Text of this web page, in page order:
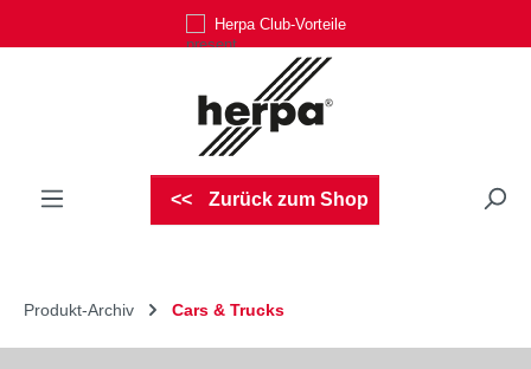
Zum Hauptinhalt springenHerpa Club-Vorteile
Zurück zum Shop
Produkt-Archiv Cars & Trucks